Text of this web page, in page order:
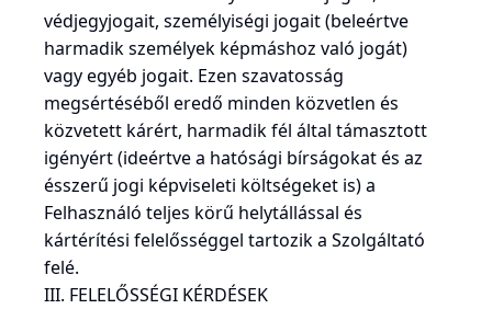
védjegyjogait, személyiségi jogait (beleértve
harmadik személyek képmáshoz való jogát)
vagy egyéb jogait. Ezen szavatosság
megsértéséből eredő minden közvetlen és
közvetett kárért, harmadik fél által támasztott
igényért (ideértve a hatósági bírságokat és az
ésszerű jogi képviseleti költségeket is) a
Felhasználó teljes körű helytállással és
kártérítési felelősséggel tartozik a Szolgáltató
felé.
III. FELELŐSSÉGI KÉRDÉSEK